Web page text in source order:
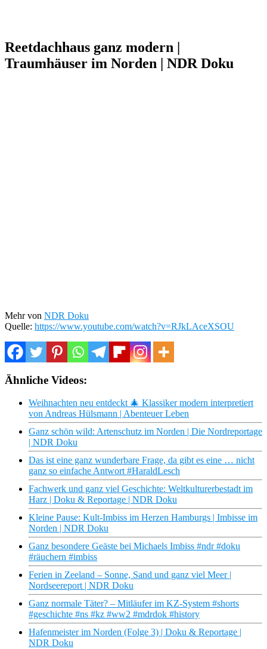
Reetdachhaus ganz modern |
Traumhäuser im Norden | NDR Doku
Mehr von NDR Doku
Quelle: https://www.youtube.com/watch?v=RJkLAceXSOU
Ähnliche Videos:
Weihnachten neu entdeckt 🎄 Klassiker modern interpretiert
von Andreas Hülsmann | Abenteuer Leben
Ganz schön wild: Artenschutz im Norden | Die Nordreportage
| NDR Doku
Das ist eine ganz wunderbare Frage, da gibt es eine … nicht
ganz so einfache Antwort #HaraldLesch
Fachwerk und ganz viel Geschichte: Weltkulturerbestadt im
Harz | Doku & Reportage | NDR Doku
Kleine Pause: Kult-Imbiss im Herzen Hamburgs | Imbisse im
Norden | NDR Doku
Ganz besondere Geäste bei Michaels Imbiss #ndr #doku
#räuchern #imbiss
Ferien in Zeeland – Sonne, Sand und ganz viel Meer |
Nordseereport | NDR Doku
Ganz normale Täter? – Mitläufer im KZ-System #shorts
#geschichte #ns #kz #ww2 #mdrdok #history
Hafenmeister im Norden (Folge 3) | Doku & Reportage |
NDR Doku